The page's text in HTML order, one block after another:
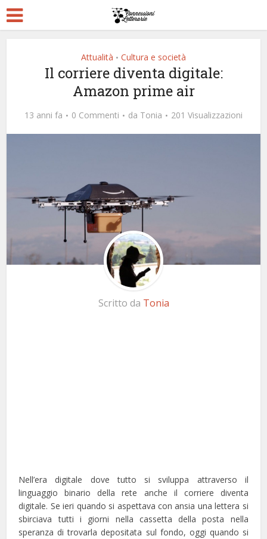
Attualità • Cultura e società
Il corriere diventa digitale:
Amazon prime air
13 anni fa 0 Commenti da Tonia 201 Visualizzazioni
Scritto da Tonia
Nell’era digitale dove tutto si sviluppa attraverso il
linguaggio binario della rete anche il corriere diventa
digitale. Se ieri quando si aspettava con ansia una lettera si
sbirciava tutti i giorni nella cassetta della posta nella
speranza di trovarla depositata sul fondo, oggi quando si